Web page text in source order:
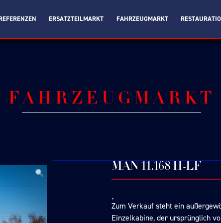
ERSATZTEILMARKT FAHRZEUGMARKT
FAHRZEUGMARKT
MAN 11.168 H-LF
Zum Verkauf steht ein
Einzelkabine, der ursprünglich